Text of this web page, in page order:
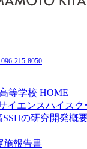
215-8050
等学校 HOME
イエンスハイスク
SSHの研究開発概
施報告書